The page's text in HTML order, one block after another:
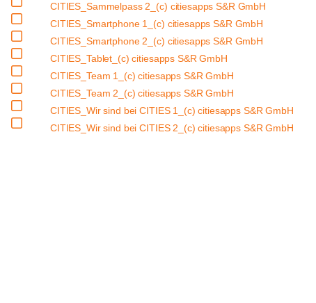
CITIES_Sammelpass 2_(c) citiesapps S&R GmbH
CITIES_Smartphone 1_(c) citiesapps S&R GmbH
CITIES_Smartphone 2_(c) citiesapps S&R GmbH
CITIES_Tablet_(c) citiesapps S&R GmbH
CITIES_Team 1_(c) citiesapps S&R GmbH
CITIES_Team 2_(c) citiesapps S&R GmbH
CITIES_Wir sind bei CITIES 1_(c) citiesapps S&R GmbH
CITIES_Wir sind bei CITIES 2_(c) citiesapps S&R GmbH